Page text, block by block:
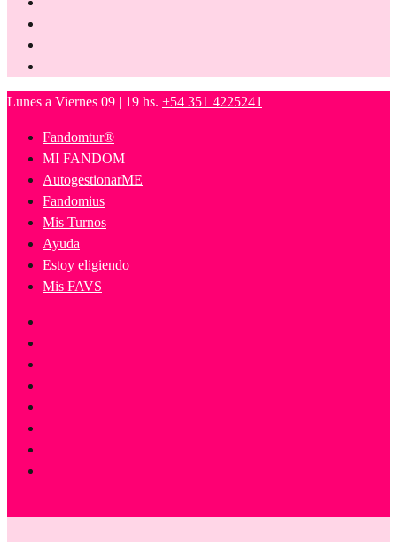
Lunes a Viernes 09 | 19 hs. +54 351 4225241
Fandomtur®
MI FANDOM
AutogestionarME
Fandomius
Mis Turnos
Ayuda
Estoy eligiendo
Mis FAVS